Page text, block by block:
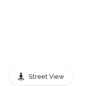
Street View